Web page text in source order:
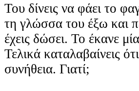
Του δίνεις να φάει το
τη γλώσσα του έξω και
έχεις δώσει. Το έκανε
Τελικά καταλαβαίνεις
συνήθεια. Γιατί;